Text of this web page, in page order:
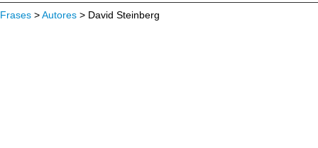
Frases >Autores > David Steinberg